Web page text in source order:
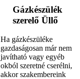
Gázkészülék
szerelő Üllő
Ha gázkészüléke
gazdaságosan már nem
javítható vagy egyéb
okból szeretné cserélni,
akkor szakembereink